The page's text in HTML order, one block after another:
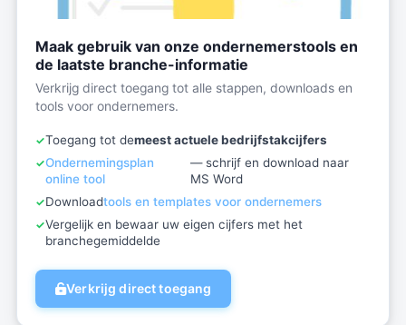
Maak gebruik van onze ondernemerstools en
de laatste branche-informatie
Verkrijg direct toegang tot alle stappen, downloads en
tools voor ondernemers.
Toegang tot demeest actuele bedrijfstakcijfers
Ondernemingsplan
online tool
— schrijf en download naar
MS Word
Downloadtools en templates voor ondernemers
Vergelijk en bewaar uw eigen cijfers met het
branchegemiddelde
Verkrijg direct toegang